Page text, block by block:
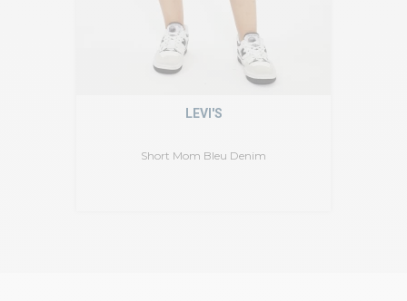
Short Mom Bleu Denim
LEVI'S